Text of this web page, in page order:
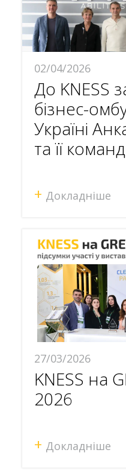
02/04/2026
До KNESS
бізнес-
Україні
та її
+ Докладніше
27/03/2026
KNESS на
2026
+ Докладніше